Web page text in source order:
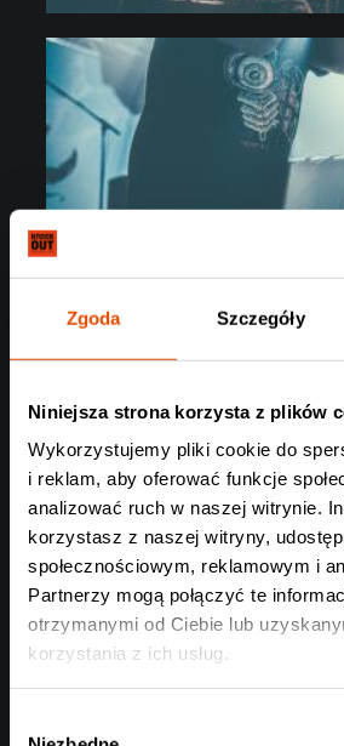
Zgoda Szczegóły
Niniejsza strona korzysta z plików
Wykorzystujemy pliki cookie do
i reklam, aby oferować funkcje
analizować ruch w naszej witrynie.
korzystasz z naszej witryny,
społecznościowym, reklamowym i
Partnerzy mogą połączyć te
otrzymanymi od Ciebie lub
korzystania z ich usług.